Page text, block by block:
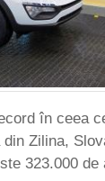
în ceea
Zilina,
323.000 de